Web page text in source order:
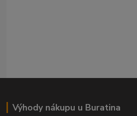
Výhody nákupu u Buratina